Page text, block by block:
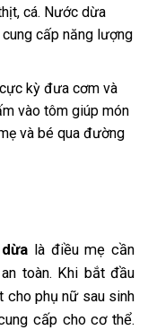
cá. Nước dừa
cấp năng lượng
kỳ đưa cơm và
vào tôm giúp món
và bé qua đường
là điều mẹ cần
toàn. Khi bắt đầu
cho phụ nữ sau sinh
cấp cho cơ thể.